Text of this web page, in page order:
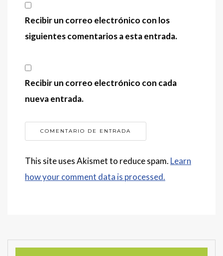
Recibir un correo electrónico con los
siguientes comentarios a esta entrada.
Recibir un correo electrónico con cada
nueva entrada.
This site uses Akismet to reduce spam. Learn
how your comment data is processed.